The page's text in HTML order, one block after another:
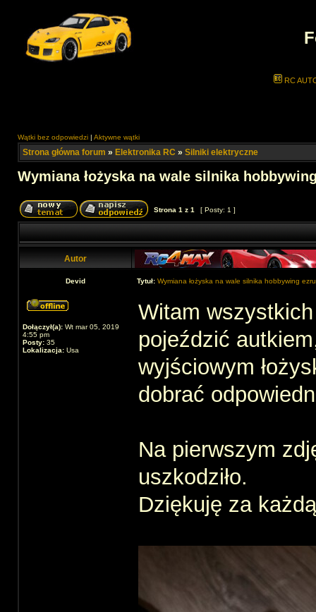
RC
Wątki bez odpowiedzi | Aktywne wątki
Strona główna forum » Elektronika RC » Silniki elektryczne
Wymiana łożyska na wale silnika
Strona 1 z 1 [ Posty: 1 ]
Autor
Devid Tytuł: Wymiana łożyska na wale silnika hobbywing
Dołączył(a): Wt mar 05, 2019
4:55 pm
Posty: 35
Lokalizacja: Usa
Witam
pojeździć
wyjściowym
dobrać
Na pierwszym
uszkodziło.
Dziękuję za